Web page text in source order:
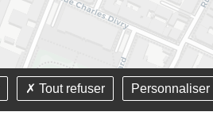
Tout refuser Personnaliser